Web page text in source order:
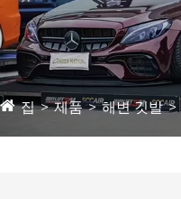
집 제품 해변 깃발